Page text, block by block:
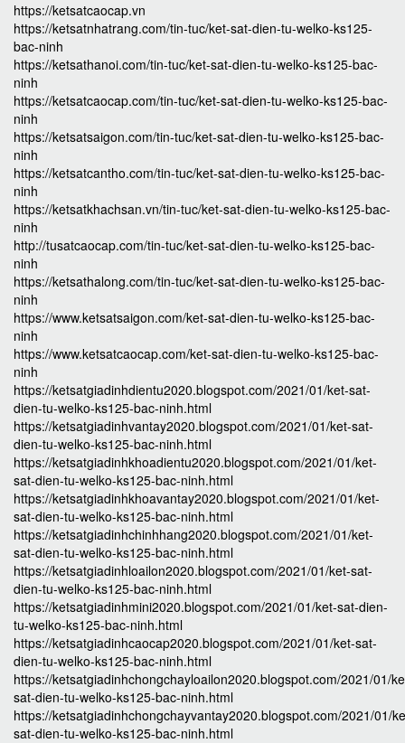
https://ketsatcaocap.vn
https://ketsatnhatrang.com/tin-tuc/ket-sat-dien-tu-welko-ks125-
bac-ninh
https://ketsathanoi.com/tin-tuc/ket-sat-dien-tu-welko-ks125-bac-
ninh
https://ketsatcaocap.com/tin-tuc/ket-sat-dien-tu-welko-ks125-bac-
ninh
https://ketsatsaigon.com/tin-tuc/ket-sat-dien-tu-welko-ks125-bac-
ninh
https://ketsatcantho.com/tin-tuc/ket-sat-dien-tu-welko-ks125-bac-
ninh
https://ketsatkhachsan.vn/tin-tuc/ket-sat-dien-tu-welko-ks125-bac-
ninh
http://tusatcaocap.com/tin-tuc/ket-sat-dien-tu-welko-ks125-bac-
ninh
https://ketsathalong.com/tin-tuc/ket-sat-dien-tu-welko-ks125-bac-
ninh
https://www.ketsatsaigon.com/ket-sat-dien-tu-welko-ks125-bac-
ninh
https://www.ketsatcaocap.com/ket-sat-dien-tu-welko-ks125-bac-
ninh
https://ketsatgiadinhdientu2020.blogspot.com/2021/01/ket-sat-
dien-tu-welko-ks125-bac-ninh.html
https://ketsatgiadinhvantay2020.blogspot.com/2021/01/ket-sat-
dien-tu-welko-ks125-bac-ninh.html
https://ketsatgiadinhkhoadientu2020.blogspot.com/2021/01/ket-
sat-dien-tu-welko-ks125-bac-ninh.html
https://ketsatgiadinhkhoavantay2020.blogspot.com/2021/01/ket-
sat-dien-tu-welko-ks125-bac-ninh.html
https://ketsatgiadinhchinhhang2020.blogspot.com/2021/01/ket-
sat-dien-tu-welko-ks125-bac-ninh.html
https://ketsatgiadinhloailon2020.blogspot.com/2021/01/ket-sat-
dien-tu-welko-ks125-bac-ninh.html
https://ketsatgiadinhmini2020.blogspot.com/2021/01/ket-sat-dien-
tu-welko-ks125-bac-ninh.html
https://ketsatgiadinhcaocap2020.blogspot.com/2021/01/ket-sat-
dien-tu-welko-ks125-bac-ninh.html
https://ketsatgiadinhchongchayloailon2020.blogspot.com/2021/01/
sat-dien-tu-welko-ks125-bac-ninh.html
https://ketsatgiadinhchongchayvantay2020.blogspot.com/2021/01/
sat-dien-tu-welko-ks125-bac-ninh.html